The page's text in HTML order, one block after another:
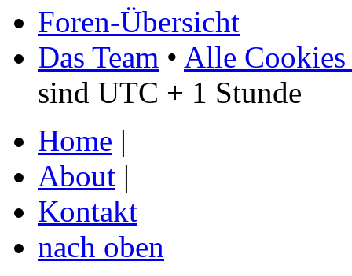
Foren-Übersicht
Das Team • Alle Cookies
sind UTC + 1 Stunde
Home |
About |
Kontakt
nach oben